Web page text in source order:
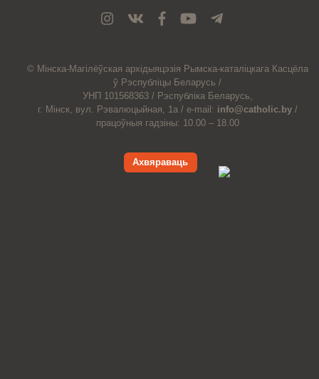
© Мiнска-Магiлёўская архiдыяцэзiя Рымска-каталіцкага Касцёла
ў Рэспубліцы Беларусь /
УНП 101568363 / Рэспубліка Беларусь,
г. Мінск, вул. Рэвалюцыйная, 1а / e-mail: info@catholic.by /
працоўныя гадзіны: 10.00 – 18.00
Ахвяраваць